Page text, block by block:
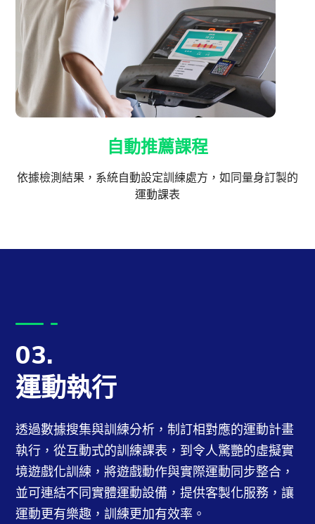
自動推薦課程
依據檢測結果，系統自動設定訓練處方，如同量身訂製的
運動課表
03.
運動執行
透過數據搜集與訓練分析，制訂相對應的運動計畫
執行，從互動式的訓練課表，到令人驚艷的虛擬實
境遊戲化訓練，將遊戲動作與實際運動同步整合，
並可連結不同實體運動設備，提供客製化服務，讓
運動更有樂趣，訓練更加有效率。